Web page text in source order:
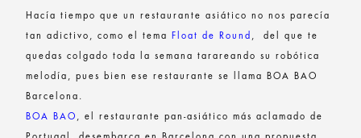
Hacía tiempo que un restaurante asiático no nos parecía
tan adictivo, como el tema Float de Round , del que te
quedas colgado toda la semana tarareando su robótica
melodía, pues bien ese restaurante se llama BOA BAO
Barcelona.
BOA BAO , el restaurante pan-asiático más aclamado de